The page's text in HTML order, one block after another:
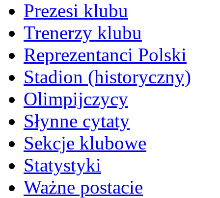
Prezesi klubu
Trenerzy klubu
Reprezentanci Polski
Stadion (historyczny)
Olimpijczycy
Słynne cytaty
Sekcje klubowe
Statystyki
Ważne postacie